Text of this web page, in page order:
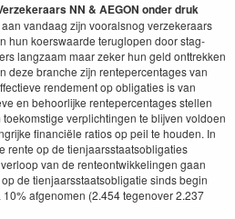
NN & AEGON onder druk
aan van­daag zijn vooral­snog verzek­er­aars
hun koer­swaarde teruglopen door stag­
langza­am maar zek­er hun geld ont­trekken
deze branche zijn rente­per­cent­ages van
ren­de­ment op oblig­aties is van
en behoor­lijke rente­per­cent­ages stellen
ver­plichtin­gen te bli­jven vol­doen
finan­ciële ratios op peil te houden. In
rente op de tien­jaarsstaat­soblig­aties
van de renteon­twik­kelin­gen gaan
de tien­jaarsstaat­soblig­atie sinds begin
10% afgenomen (2.454tegen­over2.237